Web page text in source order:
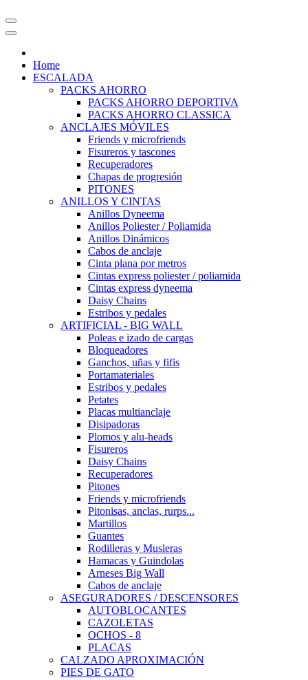
Home
ESCALADA
PACKS AHORRO
PACKS AHORRO DEPORTIVA
PACKS AHORRO CLASSICA
ANCLAJES MÓVILES
Friends y microfriends
Fisureros y tascones
Recuperadores
Chapas de progresión
PITONES
ANILLOS Y CINTAS
Anillos Dyneema
Anillos Poliester / Poliamida
Anillos Dinámicos
Cabos de anclaje
Cinta plana por metros
Cintas express poliester / poliamida
Cintas express dyneema
Daisy Chains
Estribos y pedales
ARTIFICIAL - BIG WALL
Poleas e izado de cargas
Bloqueadores
Ganchos, uñas y fifis
Portamateriales
Estribos y pedales
Petates
Placas multianclaje
Disipadoras
Plomos y alu-heads
Fisureros
Daisy Chains
Recuperadores
Pitones
Friends y microfriends
Pitonisas, anclas, rurps...
Martillos
Guantes
Rodilleras y Musleras
Hamacas y Guindolas
Arneses Big Wall
Cabos de anclaje
ASEGURADORES / DESCENSORES
AUTOBLOCANTES
CAZOLETAS
OCHOS - 8
PLACAS
CALZADO APROXIMACIÓN
PIES DE GATO